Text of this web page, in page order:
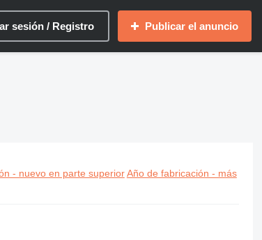
sesión / Registro Publicar el anuncio
- nuevo en parte superior Año de fabricación - más